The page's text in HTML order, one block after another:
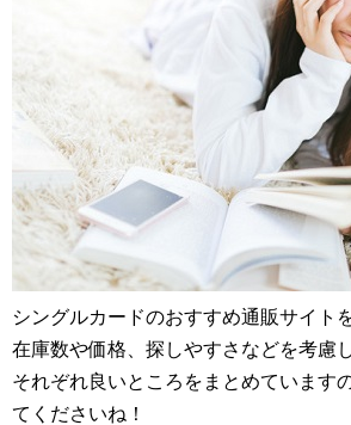
シングルカードのおすすめ通販サイト
在庫数や価格、探しやすさなどを考慮
それぞれ良いところをまとめています
てくださいね！